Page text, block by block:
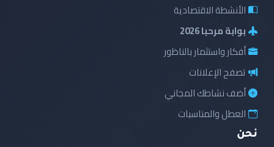
الأنشطة الاقتصادية
بوابة مرحبا 2026
أفكار واستثمار بالناظور
تصفح الإعلانات
أضف نشاطك المجاني
العطل والمناسبات
نحن